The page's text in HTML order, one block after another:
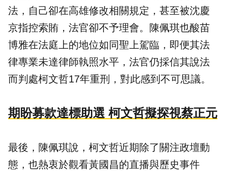
法，自己卻在高雄修改相關規定，甚至被沈慶
京指控索賄，法官卻不予理會。陳佩琪也酸苗
博雅在法庭上的地位如同聖上駕臨，即便其法
律專業未達律師執照水平，法官仍採信其說法
而判處柯文哲17年重刑，對此感到不可思議。
期盼募款達標助選 柯文哲擬探視蔡正元
最後，陳佩琪說，柯文哲近期除了關注政壇動
態，也熱衷於觀看黃國昌的直播與歷史事件